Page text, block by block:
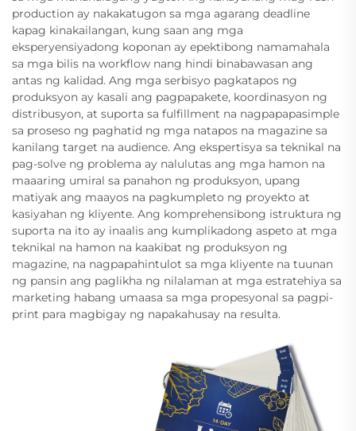
production ay nakakatugon sa mga agarang deadline
kapag kinakailangan, kung saan ang mga
eksperyensiyadong koponan ay epektibong namamahala
sa mga bilis na workflow nang hindi binabawasan ang
antas ng kalidad. Ang mga serbisyo pagkatapos ng
produksyon ay kasali ang pagpapakete, koordinasyon ng
distribusyon, at suporta sa fulfillment na nagpapapasimple
sa proseso ng paghatid ng mga natapos na magazine sa
kanilang target na audience. Ang ekspertisya sa teknikal na
pag-solve ng problema ay nalulutas ang mga hamon na
maaaring umiral sa panahon ng produksyon, upang
matiyak ang maayos na pagkumpleto ng proyekto at
kasiyahan ng kliyente. Ang komprehensibong istruktura ng
suporta na ito ay inaalis ang kumplikadong aspeto at mga
teknikal na hamon na kaakibat ng produksyon ng
magazine, na nagpapahintulot sa mga kliyente na tuunan
ng pansin ang paglikha ng nilalaman at mga estratehiya sa
marketing habang umaasa sa mga propesyonal sa pagpi-
print para magbigay ng napakahusay na resulta.